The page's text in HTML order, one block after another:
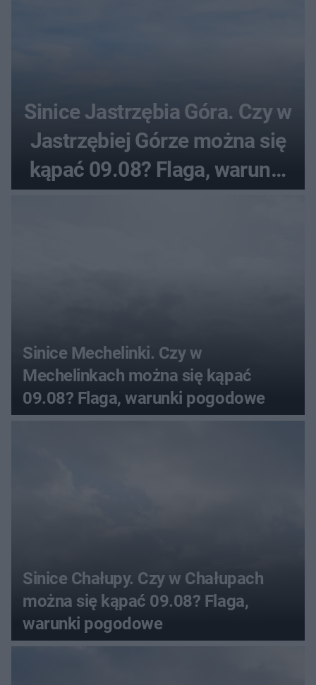
Sinice Jastrzębia Góra. Czy w
Jastrzębiej Górze można się
kąpać 09.08? Flaga, warunki
Sinice Mechelinki. Czy w
Mechelinkach można się kąpać
09.08? Flaga, warunki pogodowe
Sinice Chałupy. Czy w Chałupach
można się kąpać 09.08? Flaga,
warunki pogodowe